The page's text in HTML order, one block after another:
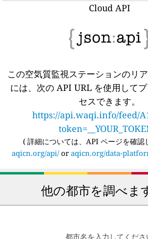
Cloud API
この空気質監視ステーションのリ
には、次の API URL を使用して
セスできます。
https://api.waqi.info/feed/
( 詳細については、API ページを確認
aqicn.org/api/or aqicn.org/data-
他の都市を調べま
都市名を入力してくださ